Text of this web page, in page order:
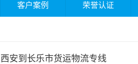
客户案例 荣誉认证
西安到长乐市货运物流专线